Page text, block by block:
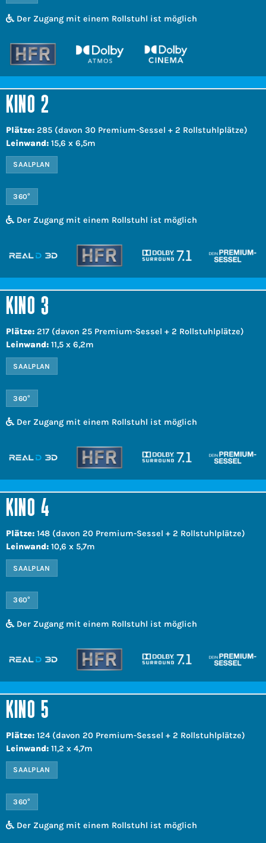
Der Zugang mit einem Rollstuhl ist möglich
KINO 2
Plätze: 285 (davon 30 Premium-Sessel + 2 Rollstuhlplätze)
Leinwand: 15,6 x 6,5m
SAALPLAN
360°
Der Zugang mit einem Rollstuhl ist möglich
KINO 3
Plätze: 217 (davon 25 Premium-Sessel + 2 Rollstuhlplätze)
Leinwand: 11,5 x 6,2m
SAALPLAN
360°
Der Zugang mit einem Rollstuhl ist möglich
KINO 4
Plätze: 148 (davon 20 Premium-Sessel + 2 Rollstuhlplätze)
Leinwand: 10,6 x 5,7m
SAALPLAN
360°
Der Zugang mit einem Rollstuhl ist möglich
KINO 5
Plätze: 124 (davon 20 Premium-Sessel + 2 Rollstuhlplätze)
Leinwand: 11,2 x 4,7m
SAALPLAN
360°
Der Zugang mit einem Rollstuhl ist möglich